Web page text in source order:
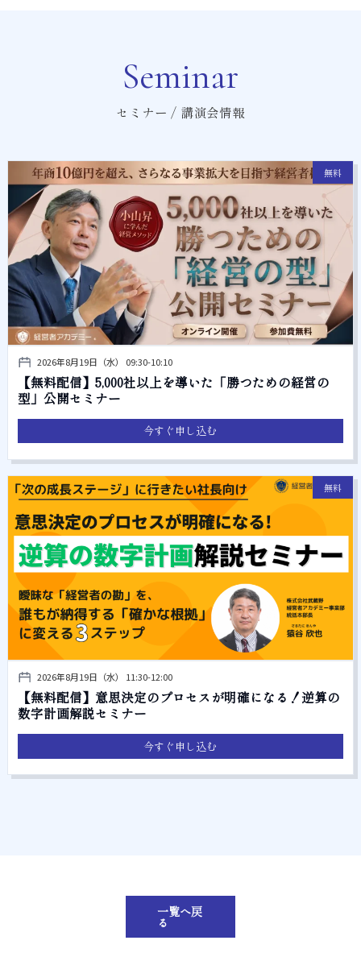
Seminar
セミナー / 講演会情報
無料
2026年8月19日（水） 09:30-10:10
【無料配信】5,000社以上を導いた「勝つための経営の
型」公開セミナー
今すぐ申し込む
無料
2026年8月19日（水） 11:30-12:00
【無料配信】意思決定のプロセスが明確になる！逆算の
数字計画解説セミナー
今すぐ申し込む
一覧へ戻
る